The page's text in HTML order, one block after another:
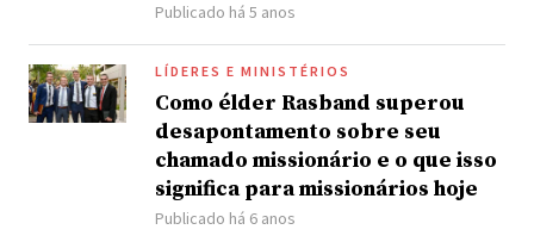
Publicado há 5 anos
LÍDERES E MINISTÉRIOS
Como élder Rasband superou
desapontamento sobre seu
chamado missionário e o que isso
significa para missionários hoje
Publicado há 6 anos